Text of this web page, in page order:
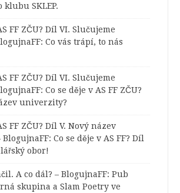
SKLEP.
FF ZČU? Díl VI. Slučujeme
: Co vás trápí, to nás
FF ZČU? Díl VI. Slučujeme
: Co se děje v AS FF ZČU?
univerzity?
FF ZČU? Díl V. Nový název
: Co se děje v AS FF? Díl
obor!
A co dál? – BlogujnaFF: Pub
skupina a Slam Poetry ve